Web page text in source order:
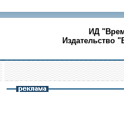
ИД
Издательство